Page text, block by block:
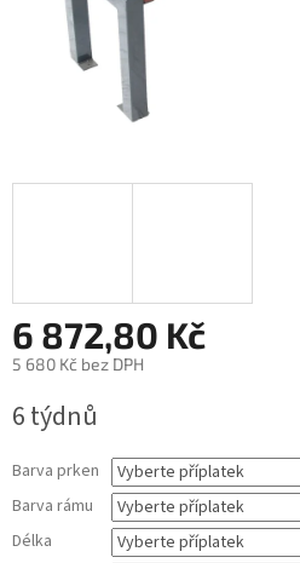
6 872,80 Kč
5 680 Kč bez DPH
cena:
6 týdnů
Barva prken
Barva rámu
Délka